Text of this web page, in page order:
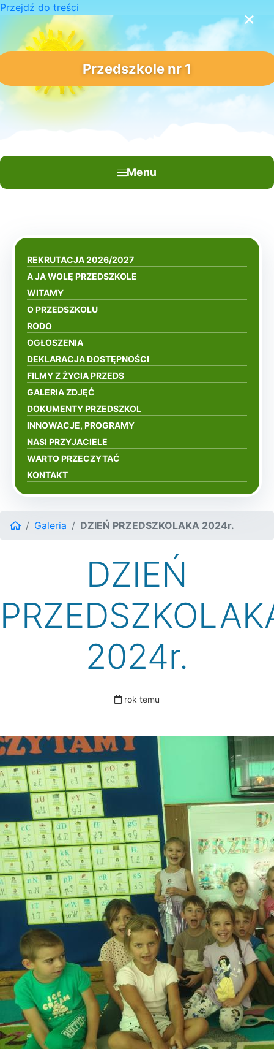
Przejdź do treści
Przedszkole nr 1
Menu
×
REKRUTACJA 2026/2027
A JA WOLĘ PRZEDSZKOLE
WITAMY
O PRZEDSZKOLU
RODO
OGŁOSZENIA
DEKLARACJA DOSTĘPNOŚCI
FILMY Z ŻYCIA PRZEDS
GALERIA ZDJĘĆ
DOKUMENTY PRZEDSZKOL
INNOWACJE, PROGRAMY
NASI PRZYJACIELE
WARTO PRZECZYTAĆ
KONTAKT
Galeria DZIEŃ PRZEDSZKOLAKA 2024r.
DZIEŃ
2024r.
rok temu